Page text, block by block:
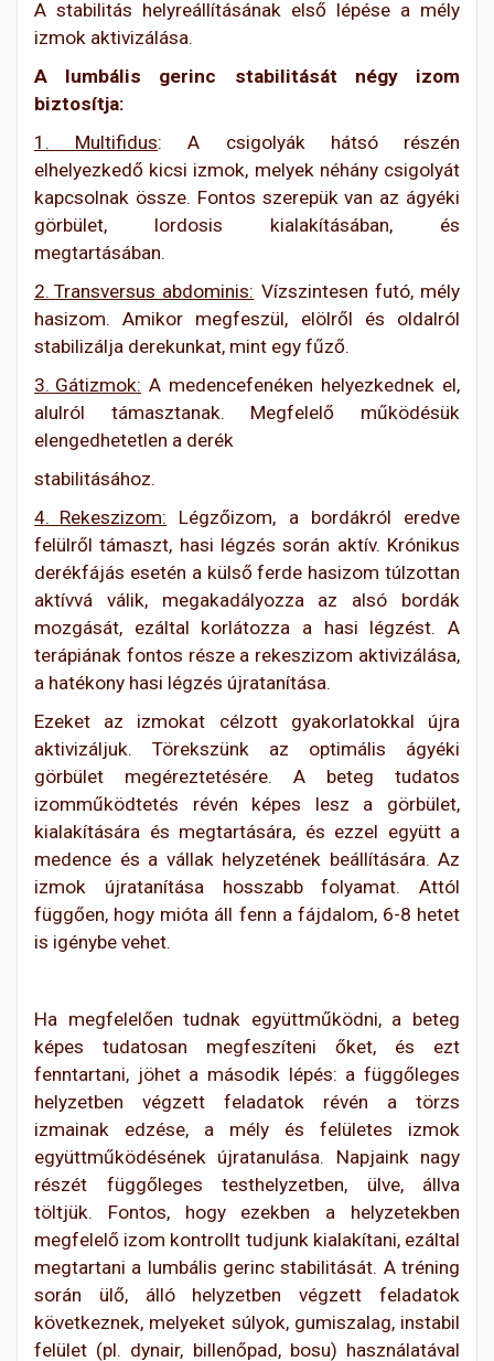
A stabilitás helyreállításának első lépése a mély
izmok aktivizálása.
A lumbális gerinc stabilitását négy izom
biztosítja:
1. Multifidus: A csigolyák hátsó részén
elhelyezkedő kicsi izmok, melyek néhány csigolyát
kapcsolnak össze. Fontos szerepük van az ágyéki
görbület, lordosis kialakításában, és
megtartásában.
2. Transversus abdominis: Vízszintesen futó, mély
hasizom. Amikor megfeszül, elölről és oldalról
stabilizálja derekunkat, mint egy fűző.
3. Gátizmok: A medencefenéken helyezkednek el,
alulról támasztanak. Megfelelő működésük
elengedhetetlen a derék
stabilitásához.
4. Rekeszizom: Légzőizom, a bordákról eredve
felülről támaszt, hasi légzés során aktív. Krónikus
derékfájás esetén a külső ferde hasizom túlzottan
aktívvá válik, megakadályozza az alsó bordák
mozgását, ezáltal korlátozza a hasi légzést. A
terápiának fontos része a rekeszizom aktivizálása,
a hatékony hasi légzés újratanítása.
Ezeket az izmokat célzott gyakorlatokkal újra
aktivizáljuk. Törekszünk az optimális ágyéki
görbület megéreztetésére. A beteg tudatos
izomműködtetés révén képes lesz a görbület,
kialakítására és megtartására, és ezzel együtt a
medence és a vállak helyzetének beállítására. Az
izmok újratanítása hosszabb folyamat. Attól
függően, hogy mióta áll fenn a fájdalom, 6-8 hetet
is igénybe vehet.
Ha megfelelően tudnak együttműködni, a beteg
képes tudatosan megfeszíteni őket, és ezt
fenntartani, jöhet a második lépés: a függőleges
helyzetben végzett feladatok révén a törzs
izmainak edzése, a mély és felületes izmok
együttműködésének újratanulása. Napjaink nagy
részét függőleges testhelyzetben, ülve, állva
töltjük. Fontos, hogy ezekben a helyzetekben
megfelelő izom kontrollt tudjunk kialakítani, ezáltal
megtartani a lumbális gerinc stabilitását. A tréning
során ülő, álló helyzetben végzett feladatok
következnek, melyeket súlyok, gumiszalag, instabil
felület (pl. dynair, billenőpad, bosu) használatával